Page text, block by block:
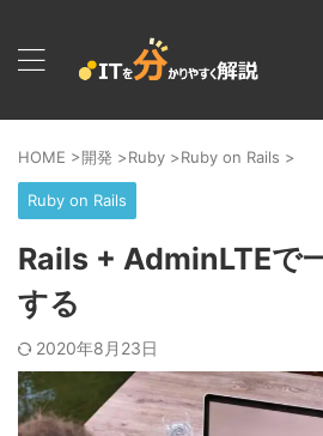
HOME >開発 >Ruby >Ruby on Rails >
Ruby on Rails
Rails + AdminLTEで
する
2020年8月23日